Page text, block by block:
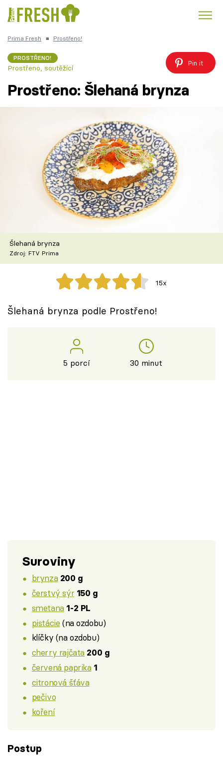
Česká kuchyně
Recepty
Články
TV Program
Škola vaření
Recepty z TV
Speciál: Cuketa
Těhotnej kuchař
Přihlášení
Prima Fresh ■ Prostřeno!
PROSTŘENO!
Prostřeno, soutěžící
Pin it
Prostřeno: Šlehaná brynza
Šlehaná brynza
Zdroj: FTV Prima
15x
Šlehaná brynza podle Prostřeno!
5 porcí 30 minut
Suroviny
brynza 200 g
čerstvý sýr 150 g
smetana 1-2 PL
pistácie (na ozdobu)
klíčky (na ozdobu)
cherry rajčata 200 g
červená paprika 1
citronová šťáva
pečivo
koření
Postup